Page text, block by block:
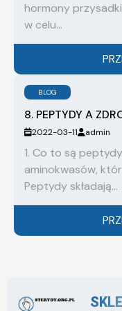
hormony
w celu...
BLOG
8. PEPTYDY A
2022-03-11 admin
1. Co to są
aminokwasów,
Peptydy składają...